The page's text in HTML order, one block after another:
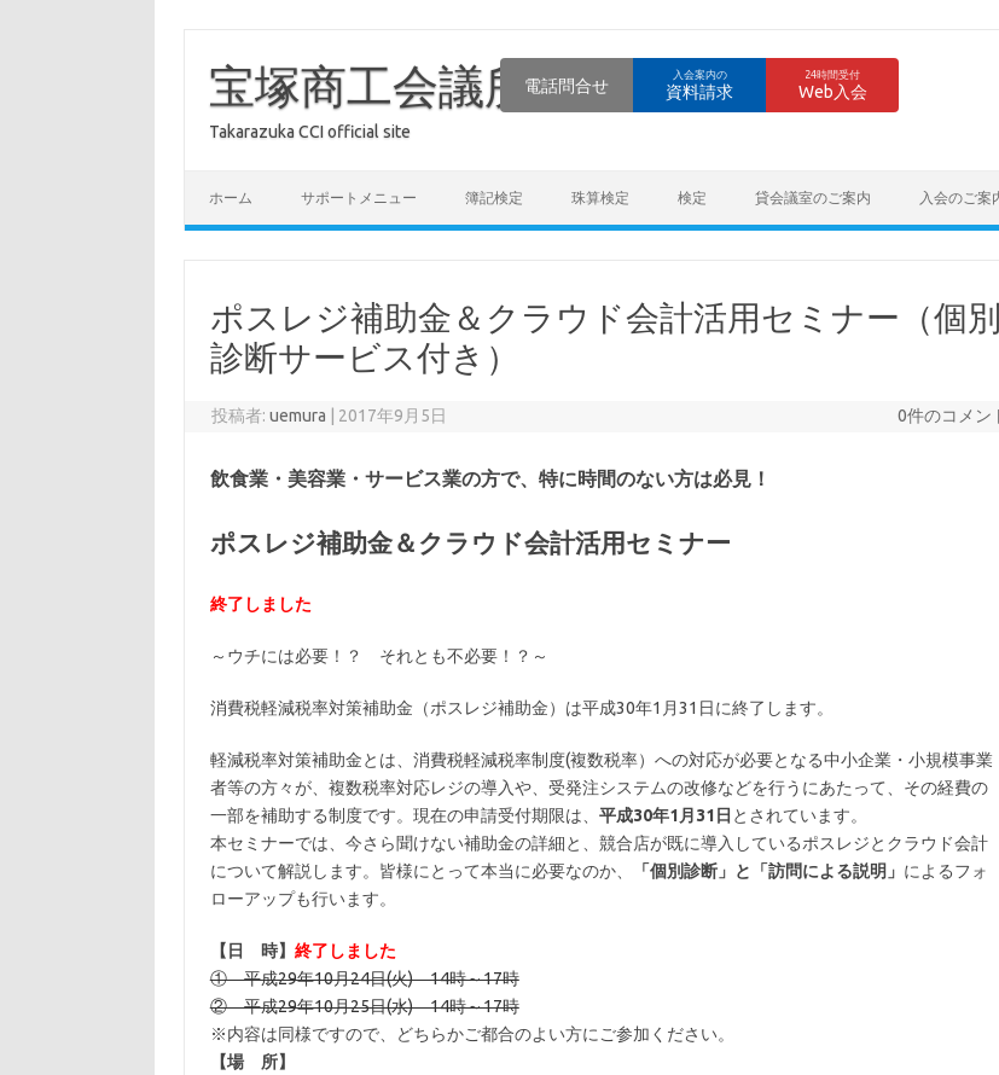
電話問合せ
入会案内の
資料請求
24時間受付
Web入会
宝塚商工会議所
Takarazuka CCI official site
ホーム サポートメニュー 簿記検定 珠算検定 検定 貸会議室のご案内 入会のご案
ポスレジ補助金＆クラウド会計活用セミナー（個別
診断サービス付き）
投稿者:uemura 2017年9月5日 0件のコメン
飲食業・美容業・サービス業の方で、特に時間のない方は必見！
ポスレジ補助金＆クラウド会計活用セミナー
終了しました
～ウチには必要！？ それとも不必要！？～
消費税軽減税率対策補助金（ポスレジ補助金）は平成30年1月31日に終了します。
軽減税率対策補助金とは、消費税軽減税率制度(複数税率）への対応が必要となる中小企業・小規模事業
者等の方々が、複数税率対応レジの導入や、受発注システムの改修などを行うにあたって、その経費の
一部を補助する制度です。現在の申請受付期限は、 平成30年1月31日 とされています。
本セミナーでは、今さら聞けない補助金の詳細と、競合店が既に導入しているポスレジとクラウド会計
について解説します。皆様にとって本当に必要なのか、
「個別診断」と「訪問による説明」 によるフォ
ローアップも行います。
【日 時】 終了しました
① 平成29年10月24日(火) 14時～17時
② 平成29年10月25日(水) 14時～17時
※内容は同様ですので、どちらかご都合のよい方にご参加ください。
【場 所】